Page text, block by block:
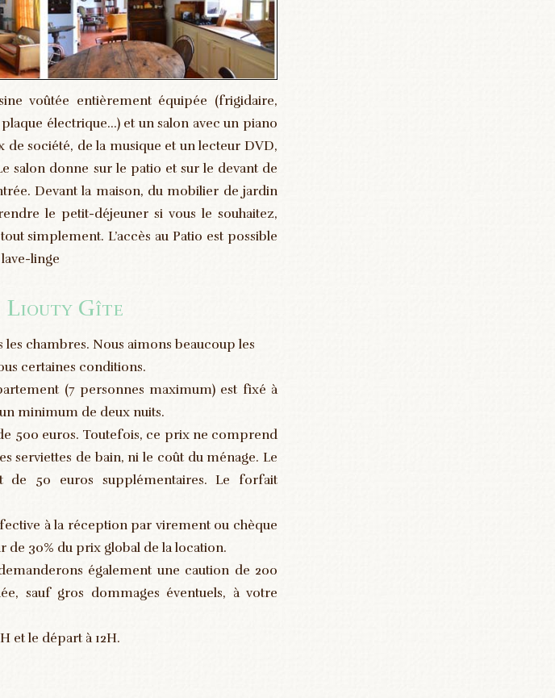
voûtée entièrement équipée (frigidaire,
électrique…) et un salon avec un piano
de société, de la musique et un lecteur DVD,
salon donne sur le patio et sur le devant de
Devant la maison, du mobilier de jardin
le petit-déjeuner si vous le souhaitez,
simplement. L’accès au Patio est possible
linge
Liouty Gîte
les chambres. Nous aimons beaucoup les
certaines conditions.
(7 personnes maximum) est fixé à
minimum de deux nuits.
500 euros. Toutefois, ce prix ne comprend
serviettes de bain, ni le coût du ménage. Le
de 50 euros supplémentaires. Le forfait
à la réception par virement ou chèque
de 30% du prix global de la location.
également une caution de 200
sauf gros dommages éventuels, à votre
et le départ à 12H.